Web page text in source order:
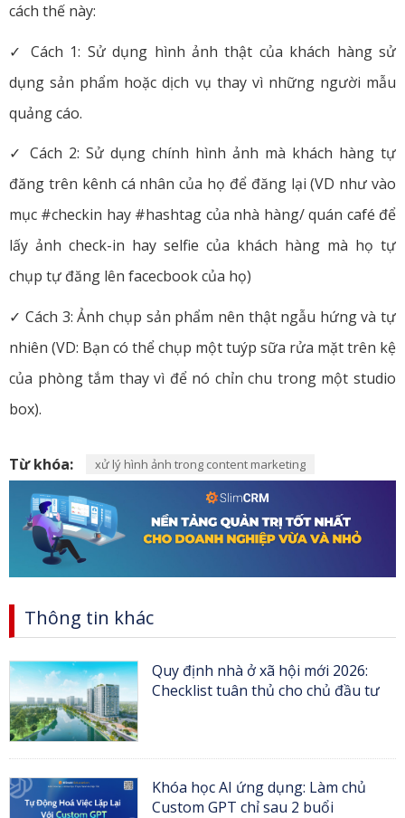
cách thế này:
✓ Cách 1: Sử dụng hình ảnh thật của khách hàng sử
dụng sản phẩm hoặc dịch vụ thay vì những người mẫu
quảng cáo.
✓ Cách 2: Sử dụng chính hình ảnh mà khách hàng tự
đăng trên kênh cá nhân của họ để đăng lại (VD như vào
mục #checkin hay #hashtag của nhà hàng/ quán café để
lấy ảnh check-in hay selfie của khách hàng mà họ tự
chụp tự đăng lên facecbook của họ)
✓ Cách 3: Ảnh chụp sản phẩm nên thật ngẫu hứng và tự
nhiên (VD: Bạn có thể chụp một tuýp sữa rửa mặt trên kệ
của phòng tắm thay vì để nó chỉn chu trong một studio
box).
Từ khóa: xử lý hình ảnh trong content marketing
Thông tin khác
Quy định nhà ở xã hội mới 2026:
Checklist tuân thủ cho chủ đầu tư
Khóa học AI ứng dụng: Làm chủ
Custom GPT chỉ sau 2 buổi